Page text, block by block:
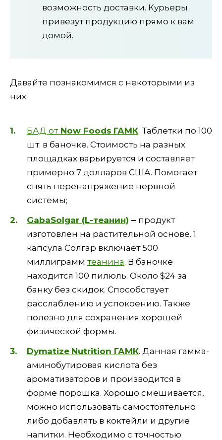
возможность доставки. Курьеры
привезут продукцию прямо к вам
домой.
Давайте познакомимся с некоторыми из
них:
БАД отNow Foods ГАМК. Таблетки по 100
шт. в баночке. Стоимость на разных
площадках варьируется и составляет
примерно 7 долларов США. Помогает
снять перенапряжение нервной
системы;
GabaSolgar (L-теанин) – продукт
изготовлен на растительной основе. 1
капсула Солгар включает 500
миллиграмм теанина. В баночке
находится 100 пилюль. Около $24 за
банку без скидок. Способствует
расслаблению и успокоению. Также
полезно для сохранения хорошей
физической формы.
Dymatize Nutrition ГАМК. Данная гамма-
аминобутировая кислота без
ароматизаторов и производится в
форме порошка. Хорошо смешивается,
можно использовать самостоятельно
либо добавлять в коктейли и другие
напитки. Необходимо с точностью